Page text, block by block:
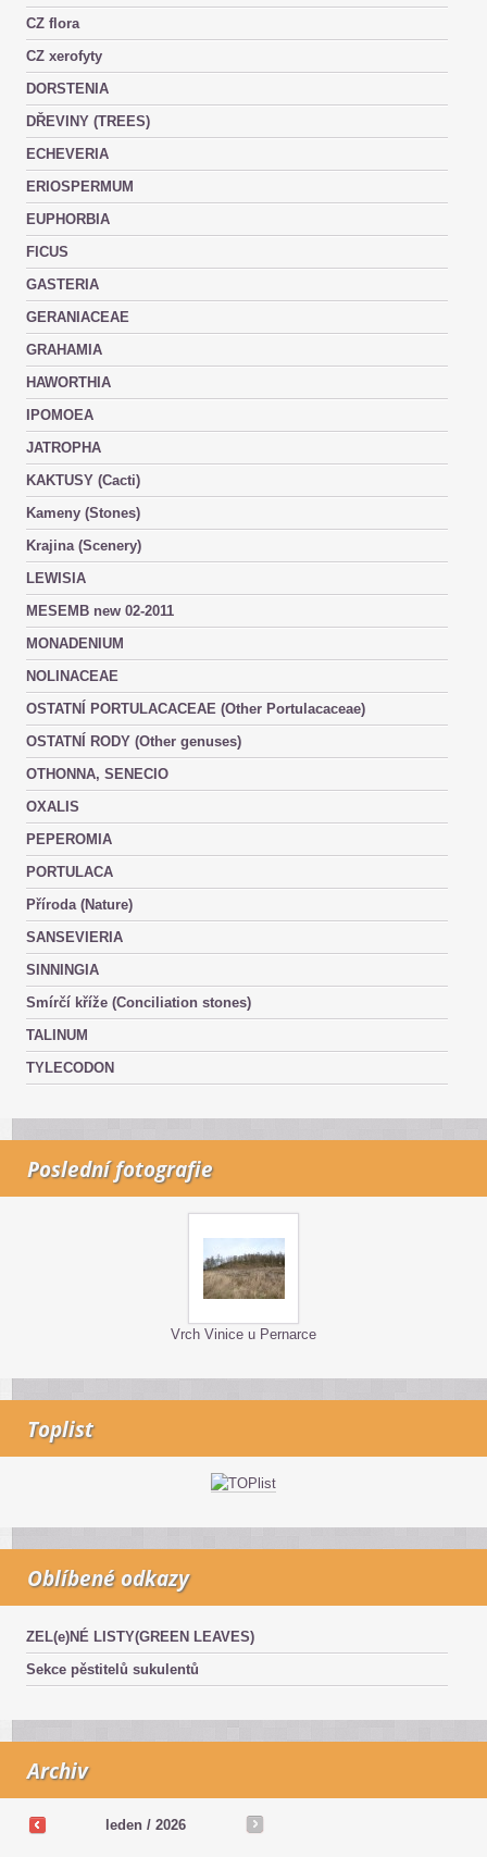
CZ flora
CZ xerofyty
DORSTENIA
DŘEVINY (TREES)
ECHEVERIA
ERIOSPERMUM
EUPHORBIA
FICUS
GASTERIA
GERANIACEAE
GRAHAMIA
HAWORTHIA
IPOMOEA
JATROPHA
KAKTUSY (Cacti)
Kameny (Stones)
Krajina (Scenery)
LEWISIA
MESEMB new 02-2011
MONADENIUM
NOLINACEAE
OSTATNÍ PORTULACACEAE (Other Portulacaceae)
OSTATNÍ RODY (Other genuses)
OTHONNA, SENECIO
OXALIS
PEPEROMIA
PORTULACA
Příroda (Nature)
SANSEVIERIA
SINNINGIA
Smírčí kříže (Conciliation stones)
TALINUM
TYLECODON
Poslední fotografie
Vrch Vinice u Pernarce
Toplist
Oblíbené odkazy
ZEL(e)NÉ LISTY(GREEN LEAVES)
Sekce pěstitelů sukulentů
Archiv
leden / 2026